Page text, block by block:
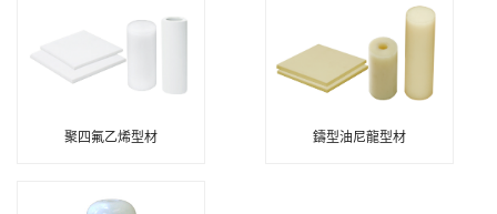
聚四氟乙烯型材 鑄型油尼龍型材